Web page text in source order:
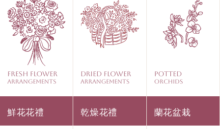
Fresh Flower
Arrangements
鮮花花禮
Dried Flower
Arrangements
乾燥花禮
Potted
Orchids
蘭花盆栽